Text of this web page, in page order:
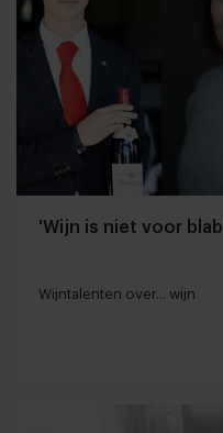
'Wijn is niet voor
Wijntalenten over... wijn